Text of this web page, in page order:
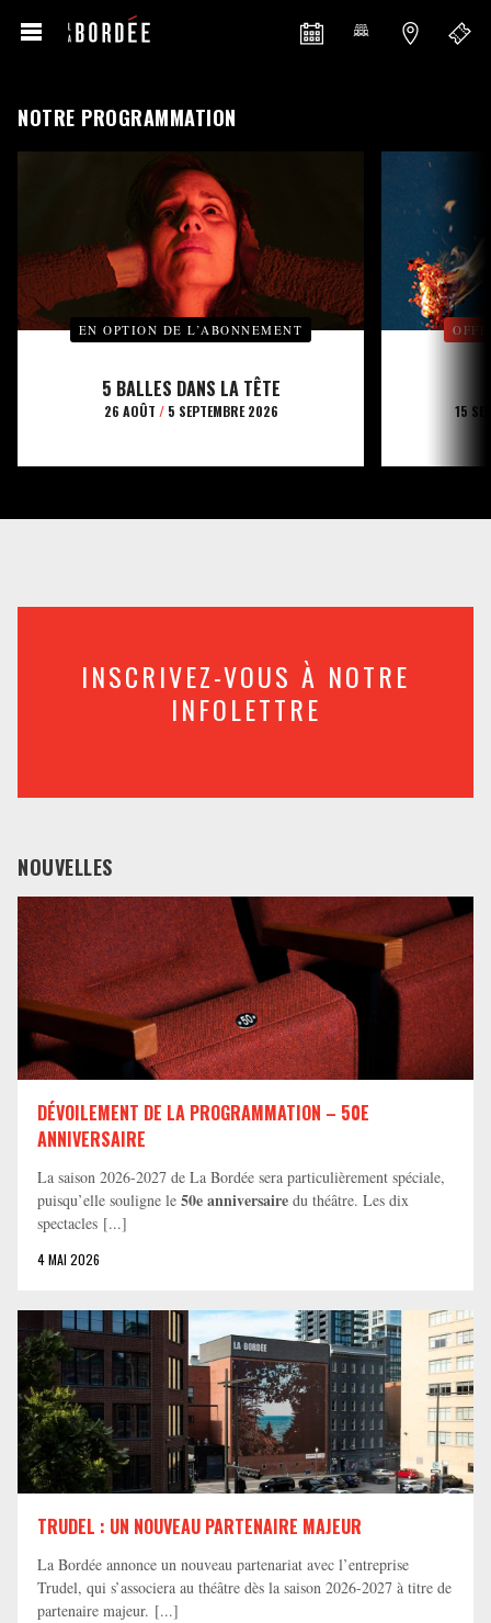
NOTRE PROGRAMMATION
EN OPTION DE L’ABONNEMENT
5 BALLES DANS LA TÊTE
26 AOÛT /5 SEPTEMBRE 2026 15
INSCRIVEZ-VOUS À NOTRE
INFOLETTRE
NOUVELLES
DÉVOILEMENT DE LA PROGRAMMATION – 50E
ANNIVERSAIRE
La saison 2026-2027 de La Bordée sera particulièrement spéciale,
puisqu’elle souligne le 50e anniversaire du théâtre. Les dix
spectacles [...]
4 MAI 2026
TRUDEL : UN NOUVEAU PARTENAIRE MAJEUR
La Bordée annonce un nouveau partenariat avec l’entreprise
Trudel, qui s’associera au théâtre dès la saison 2026-2027 à titre de
partenaire majeur. [...]